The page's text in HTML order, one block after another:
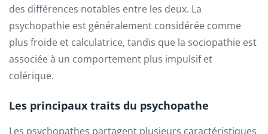
des différences notables entre les deux. La
psychopathie est généralement considérée comme
plus froide et calculatrice, tandis que la sociopathie est
associée à un comportement plus impulsif et
colérique.
Les principaux traits du psychopathe
Les psychopathes partagent plusieurs caractéristiques